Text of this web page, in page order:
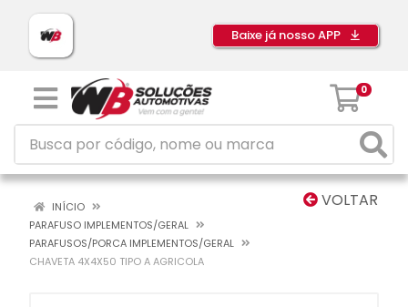
Baixe já nosso APP
0
VOLTAR
INÍCIO
PARAFUSO IMPLEMENTOS/GERAL
PARAFUSOS/PORCA IMPLEMENTOS/GERAL
CHAVETA 4X4X50 TIPO A AGRICOLA